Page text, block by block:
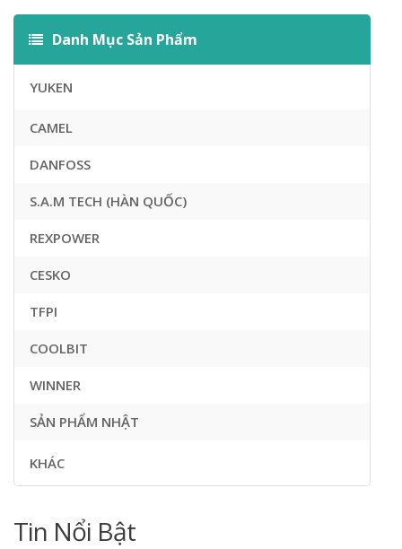
Danh Mục Sản Phẩm
YUKEN
CAMEL
DANFOSS
S.A.M TECH (HÀN QUỐC)
REXPOWER
CESKO
TFPI
COOLBIT
WINNER
SẢN PHẨM NHẬT
KHÁC
Tin Nổi Bật